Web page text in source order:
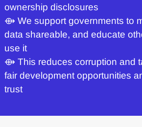
ownership disclosures
⟴ We support governments to
data shareable, and educate
use it
⟴ This reduces corruption and
fair development opportunities
trust